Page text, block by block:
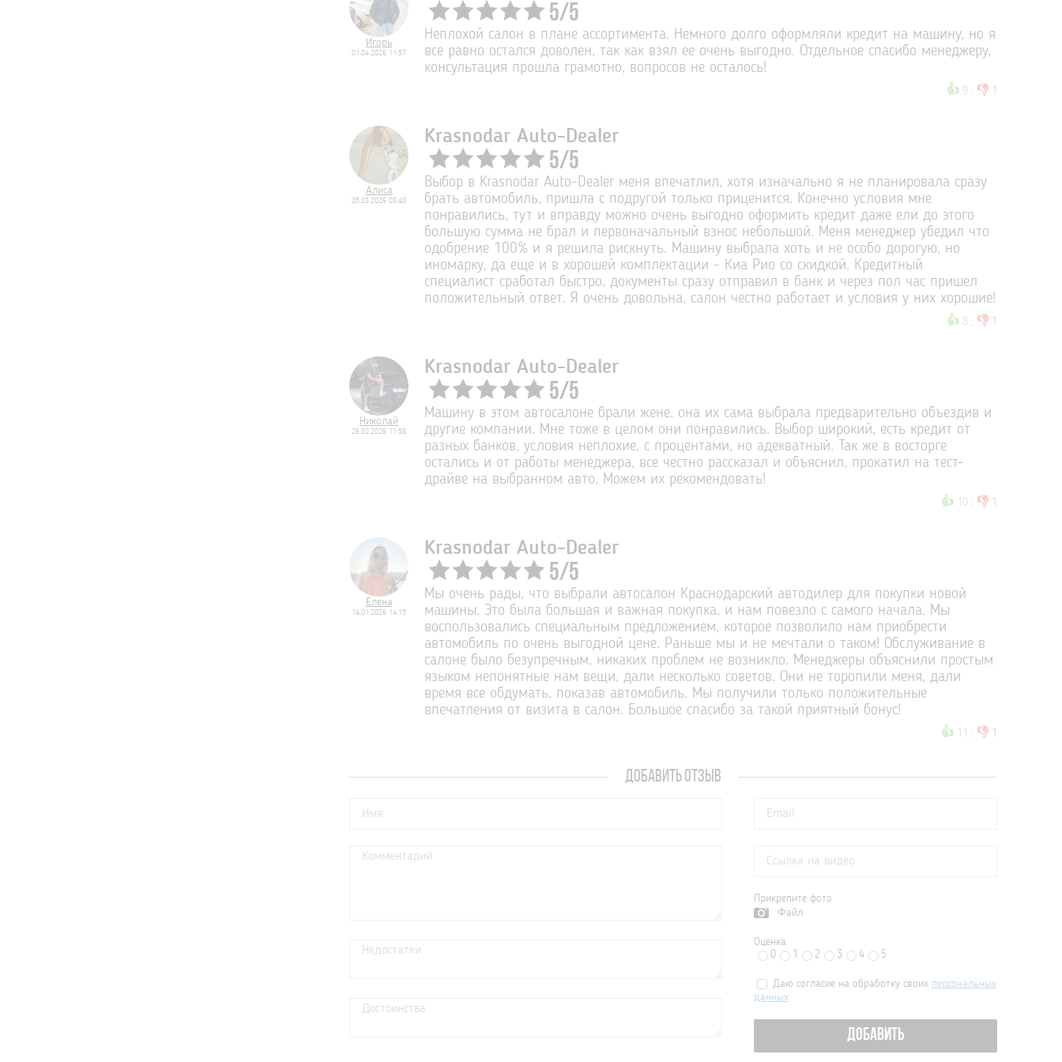
Игорь
01.04.2026 11:57
5/5
Неплохой салон в плане ассортимента. Немного долго оформляли кредит на машину, но я
все равно остался доволен, так как взял ее очень выгодно. Отдельное спасибо менеджеру,
консультация прошла грамотно, вопросов не осталось!
👍 9 : 👎 1
Алиса
05.03.2026 03:40
Krasnodar Auto-Dealer
5/5
Выбор в Krasnodar Auto-Dealer меня впечатлил, хотя изначально я не планировала сразу
брать автомобиль, пришла с подругой только приценится. Конечно условия мне
понравились, тут и вправду можно очень выгодно оформить кредит даже ели до этого
большую сумма не брал и первоначальный взнос небольшой. Меня менеджер убедил что
одобрение 100% и я решила рискнуть. Машину выбрала хоть и не особо дорогую, но
иномарку, да еще и в хорошей комплектации - Киа Рио со скидкой. Кредитный
специалист сработал быстро, документы сразу отправил в банк и через пол час пришел
положительный ответ. Я очень довольна, салон честно работает и условия у них хорошие!
👍 8 : 👎 1
Николай
26.02.2026 11:58
Krasnodar Auto-Dealer
5/5
Машину в этом автосалоне брали жене, она их сама выбрала предварительно объездив и
другие компании. Мне тоже в целом они понравились. Выбор широкий, есть кредит от
разных банков, условия неплохие, с процентами, но адекватный. Так же в восторге
остались и от работы менеджера, все честно рассказал и объяснил, прокатил на тест-
драйве на выбранном авто. Можем их рекомендовать!
👍 10 : 👎 1
Елена
14.01.2026 14:15
Krasnodar Auto-Dealer
5/5
Мы очень рады, что выбрали автосалон Краснодарский автодилер для покупки новой
машины. Это была большая и важная покупка, и нам повезло с самого начала. Мы
воспользовались специальным предложением, которое позволило нам приобрести
автомобиль по очень выгодной цене. Раньше мы и не мечтали о таком! Обслуживание в
салоне было безупречным, никаких проблем не возникло. Менеджеры объяснили простым
языком непонятные нам вещи, дали несколько советов. Они не торопили меня, дали
время все обдумать, показав автомобиль. Мы получили только положительные
впечатления от визита в салон. Большое спасибо за такой приятный бонус!
👍 11 : 👎 1
ДОБАВИТЬ ОТЗЫВ
Прикрепите фото
Файл
Оценка
0
1 2 3 4 5
Даю согласие на обработку своих персональных
данных
ДОБАВИТЬ